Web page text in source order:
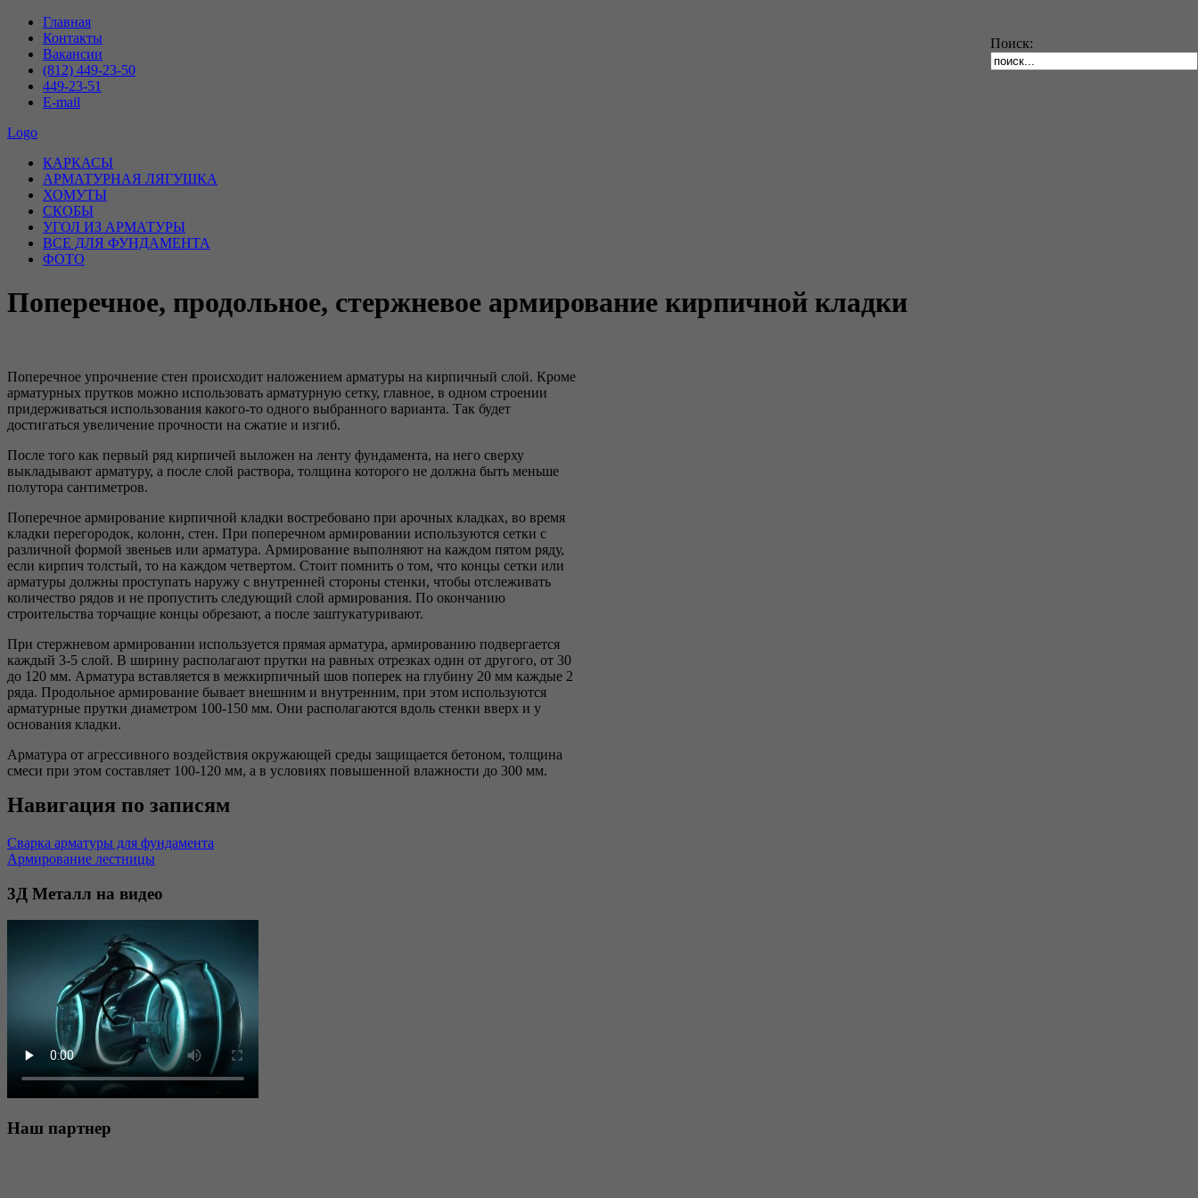
Главная
Контакты
Вакансии
(812) 449-23-50
449-23-51
E-mail
Logo
КАРКАСЫ
АРМАТУРНАЯ ЛЯГУШКА
ХОМУТЫ
СКОБЫ
УГОЛ ИЗ АРМАТУРЫ
ВСЕ ДЛЯ ФУНДАМЕНТА
ФОТО
Поперечное, продольное, стержневое армирование кирпичной кладки
Поиск:
Поперечное упрочнение стен происходит наложением арматуры на кирпичный слой. Кроме
арматурных прутков можно использовать арматурную сетку, главное, в одном строении
придерживаться использования какого-то одного выбранного варианта. Так будет
достигаться увеличение прочности на сжатие и изгиб.
После того как первый ряд кирпичей выложен на ленту фундамента, на него сверху
выкладывают арматуру, а после слой раствора, толщина которого не должна быть меньше
полутора сантиметров.
Поперечное армирование кирпичной кладки востребовано при арочных кладках, во время
кладки перегородок, колонн, стен. При поперечном армировании используются сетки с
различной формой звеньев или арматура. Армирование выполняют на каждом пятом ряду,
если кирпич толстый, то на каждом четвертом. Стоит помнить о том, что концы сетки или
арматуры должны проступать наружу с внутренней стороны стенки, чтобы отслеживать
количество рядов и не пропустить следующий слой армирования. По окончанию
строительства торчащие концы обрезают, а после заштукатуривают.
При стержневом армировании используется прямая арматура, армированию подвергается
каждый 3-5 слой. В ширину располагают прутки на равных отрезках один от другого, от 30
до 120 мм. Арматура вставляется в межкирпичный шов поперек на глубину 20 мм каждые 2
ряда. Продольное армирование бывает внешним и внутренним, при этом используются
арматурные прутки диаметром 100-150 мм. Они располагаются вдоль стенки вверх и у
основания кладки.
Арматура от агрессивного воздействия окружающей среды защищается бетоном, толщина
смеси при этом составляет 100-120 мм, а в условиях повышенной влажности до 300 мм.
Навигация по записям
Сварка арматуры для фундамента
Армирование лестницы
3Д Металл на видео
Наш партнер